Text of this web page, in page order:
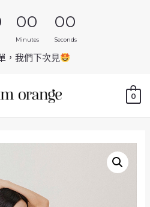
00
Minutes
00
Seconds
，我們下次見
0